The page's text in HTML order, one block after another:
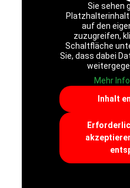
Sie sehen
Platzhalterinhalt
auf den
zuzugreifen,
Schaltfläche
Sie, dass dabei
Mehr
Inhalt